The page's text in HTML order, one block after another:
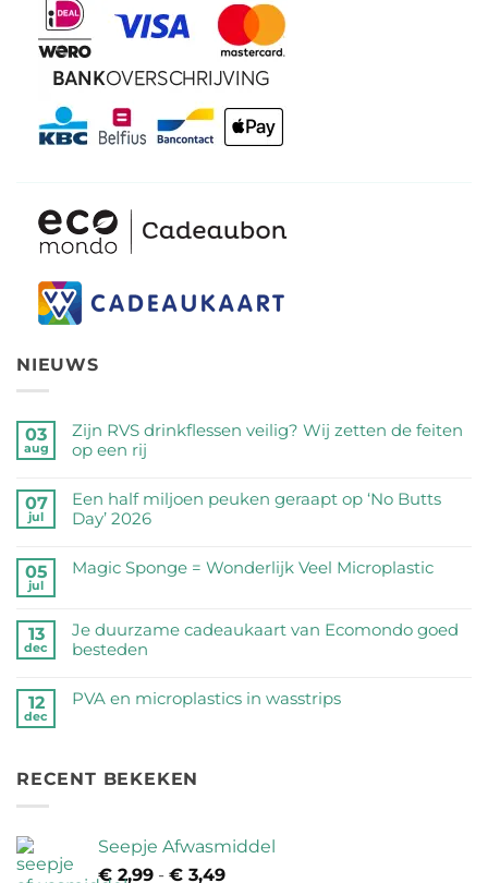
NIEUWS
03
aug
Zijn RVS drinkflessen veilig? Wij zetten de feiten
op een rij
reacties
op
drinkflessen
zetten
de
op
07
jul
Een half miljoen peuken geraapt op ‘No Butts
Day’ 2026
reacties
half
miljoen
op
2026
05
jul
Magic Sponge = Wonderlijk Veel Microplastic
op
Magic
=
13
dec
Je duurzame cadeaukaart van Ecomondo goed
besteden
reacties
cadeaukaart
besteden
12
dec
PVA en microplastics in wasstrips
PVA
wasstrips
RECENT BEKEKEN
Seepje Afwasmiddel
€ 2,99 - € 3,49